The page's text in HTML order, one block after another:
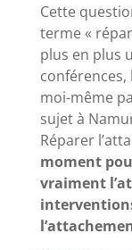
Cette
terme «
plus en plus
conférences,
moi-même
sujet à
Réparer
moment
vraiment